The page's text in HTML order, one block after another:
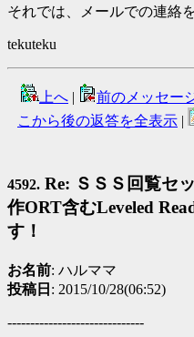
それでは、メールでの連絡
tekuteku
上へ | 前のメッセー
こから後の返答を全表示 |
4592. Re: ＳＳＳ回覧セ
作ORT含むLeveled
す！
お名前: ハルママ
投稿日 : 2015/10/28(06:52)
------------------------------